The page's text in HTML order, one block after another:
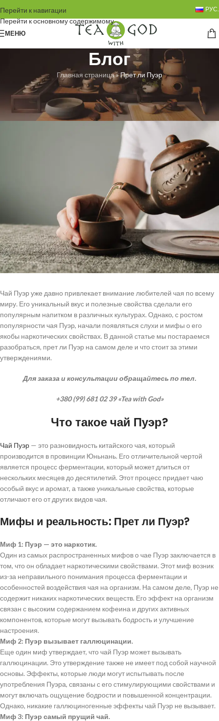
Перейти к навигации
Перейти к основному содержимому
РУС.
МЕНЮ
Блог
Главная страница»Прет ли Пуэр
БЕЗ РУБРИКИ
Прет ли Пуэр
Любовь ТроянВкл. 13.07.2024
Чай Пуэр уже давно привлекает внимание любителей чая по всему
миру. Его уникальный вкус и полезные свойства сделали его
популярным напитком в различных культурах. Однако, с ростом
популярности чая Пуэр, начали появляться слухи и мифы о его
якобы наркотических свойствах. В данной статье мы постараемся
разобраться, прет ли Пуэр на самом деле и что стоит за этими
утверждениями.
Для заказа и консультации обращайтесь по тел.
+380 (99) 681 02 39 «Tea with God»
Что такое чай Пуэр?
Чай Пуэр — это разновидность китайского чая, который
производится в провинции Юньнань. Его отличительной чертой
является процесс ферментации, который может длиться от
нескольких месяцев до десятилетий. Этот процесс придает чаю
особый вкус и аромат, а также уникальные свойства, которые
отличают его от других видов чая.
Мифы и реальность: Прет ли Пуэр?
Миф 1: Пуэр — это наркотик.
Один из самых распространенных мифов о чае Пуэр заключается в
том, что он обладает наркотическими свойствами. Этот миф возник
из-за неправильного понимания процесса ферментации и
особенностей воздействия чая на организм. На самом деле, Пуэр не
содержит никаких наркотических веществ. Его эффект на организм
связан с высоким содержанием кофеина и других активных
компонентов, которые могут вызывать бодрость и улучшение
настроения.
Миф 2: Пуэр вызывает галлюцинации.
Еще один миф утверждает, что чай Пуэр может вызывать
галлюцинации. Это утверждение также не имеет под собой научной
основы. Эффекты, которые люди могут испытывать после
употребления Пуэра, связаны с его стимулирующими свойствами и
могут включать ощущение бодрости и повышенной концентрации.
Однако, никакие галлюциногенные эффекты чай Пуэр не вызывает.
Миф 3: Пуэр самый прущий чай.